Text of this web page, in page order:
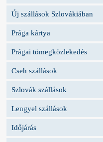
Új szállások Szlovákiában
Prága kártya
Prágai tömegközlekedés
Cseh szállások
Szlovák szállások
Lengyel szállások
Időjárás